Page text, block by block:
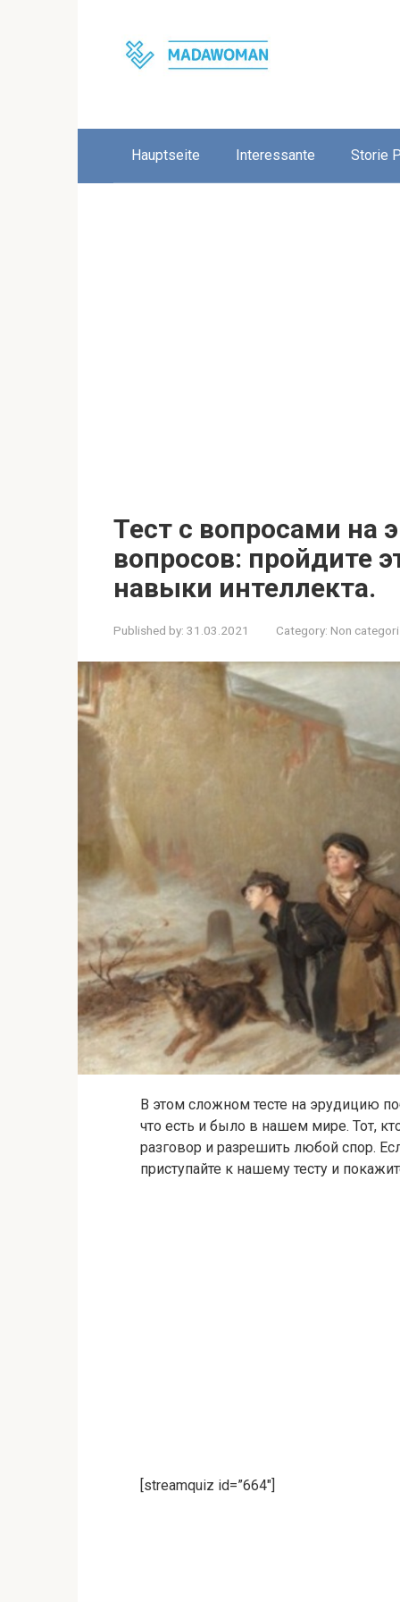
Hauptseite Interessante Storie
Тест с вопросами на
вопросов: пройдите
навыки интеллекта.
Published by: 31.03.2021 Category: Non
В этом сложном тесте на эрудицию
что есть и было в нашем мире. Тот,
разговор и разрешить любой спор.
приступайте к нашему тесту и
[streamquiz id=”664″]